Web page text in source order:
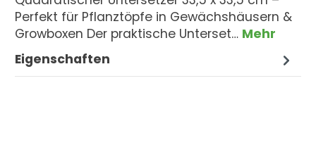
Perfekt für Pflanztöpfe in Gewächshäusern &
Growboxen Der praktische Unterset… Mehr
Eigenschaften